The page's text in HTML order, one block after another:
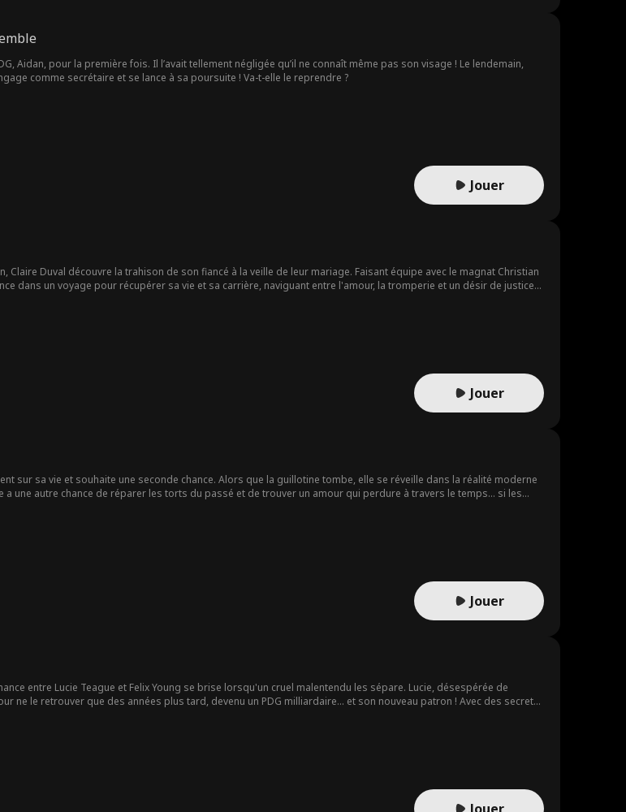
Aidan, pour la première fois. Il l’avait tellement négligée qu’il ne connaît même pas son visage ! Le lendemain,
comme secrétaire et se lance à sa poursuite ! Va-t-elle le reprendre ?
Jouer
Claire Duval découvre la trahison de son fiancé à la veille de leur mariage. Faisant équipe avec le magnat Christian
dans un voyage pour récupérer sa vie et sa carrière, naviguant entre l'amour, la tromperie et un désir de justice
Jouer
sur sa vie et souhaite une seconde chance. Alors que la guillotine tombe, elle se réveille dans la réalité moderne
a une autre chance de réparer les torts du passé et de trouver un amour qui perdure à travers le temps… si les
Jouer
entre Lucie Teague et Felix Young se brise lorsqu'un cruel malentendu les sépare. Lucie, désespérée de
ne le retrouver que des années plus tard, devenu un PDG milliardaire... et son nouveau patron ! Avec des secrets